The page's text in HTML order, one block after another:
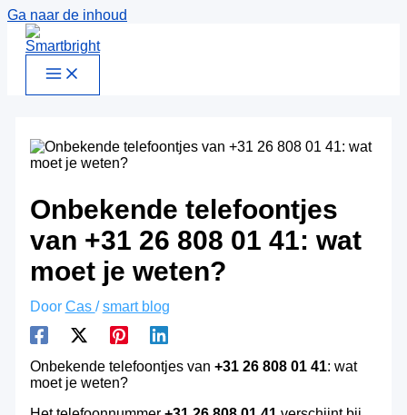
Ga naar de inhoud
Onbekende telefoontjes
van +31 26 808 01 41: wat
moet je weten?
Door Cas /smart blog
Onbekende telefoontjes van +31 26 808 01 41: wat
moet je weten?